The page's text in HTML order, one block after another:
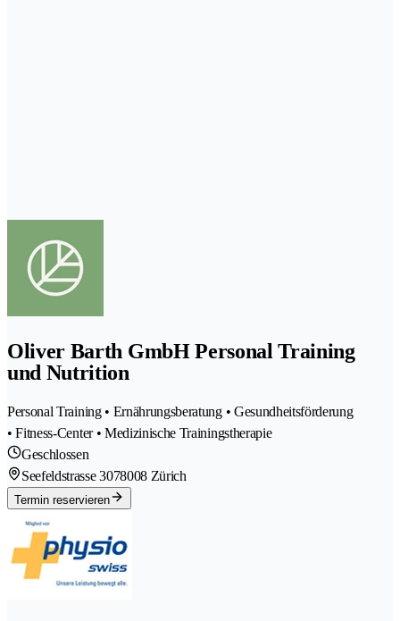
Oliver Barth GmbH Personal Training
und Nutrition
Personal Training • Ernährungsberatung • Gesundheitsförderung
• Fitness-Center • Medizinische Trainingstherapie
Geschlossen
Seefeldstrasse 3078008 Zürich
Termin reservieren